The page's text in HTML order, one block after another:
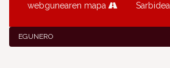
webgunearen mapa Sarbidea
EGUNERO